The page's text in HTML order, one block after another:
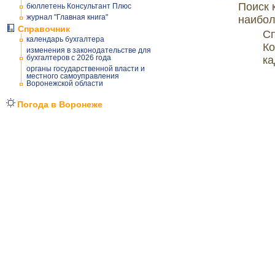
бюллетень Консультант Плюс
журнал "Главная книга"
Справочник
календарь бухгалтера
изменения в законодательстве для
бухгалтеров с 2026 года
органы государственной власти и
местного самоуправления
Воронежской области
Погода в Воронеже
Поиск